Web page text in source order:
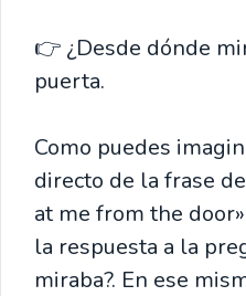
👉 ¿Desde dónde
puerta.
Como puedes
directo de la frase
at me from the
la respuesta a la
miraba?. En ese